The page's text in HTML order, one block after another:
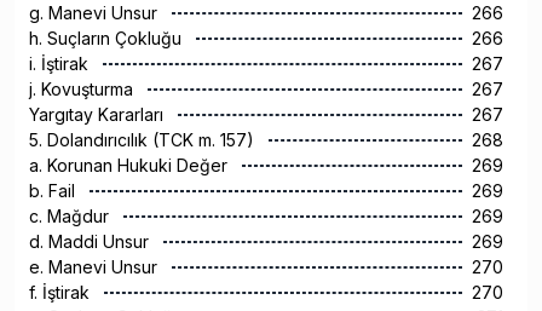
g. Manevi Unsur
266
h. Suçların Çokluğu
266
i. İştirak
267
j. Kovuşturma
267
Yargıtay Kararları
267
5. Dolandırıcılık (TCK m. 157)
268
a. Korunan Hukuki Değer
269
b. Fail
269
c. Mağdur
269
d. Maddi Unsur
269
e. Manevi Unsur
270
f. İştirak
270